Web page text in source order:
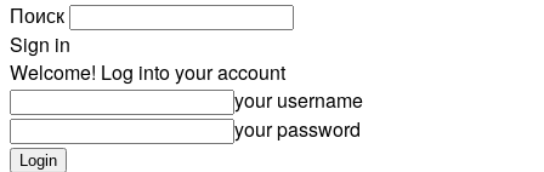
Поиск
Sign in
Welcome! Log into your account
your username
your password